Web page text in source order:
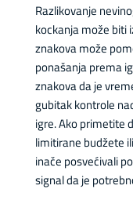
Razlikovanje
kockanja može biti
znakova može
ponašanja prema
znakova da je
gubitak kontrole
igre. Ako primetite
limitirane budžete
inače posvećivali
signal da je